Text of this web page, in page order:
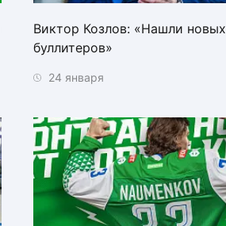
Виктор Козлов: «Нашли новых
буллитеров»
24 января